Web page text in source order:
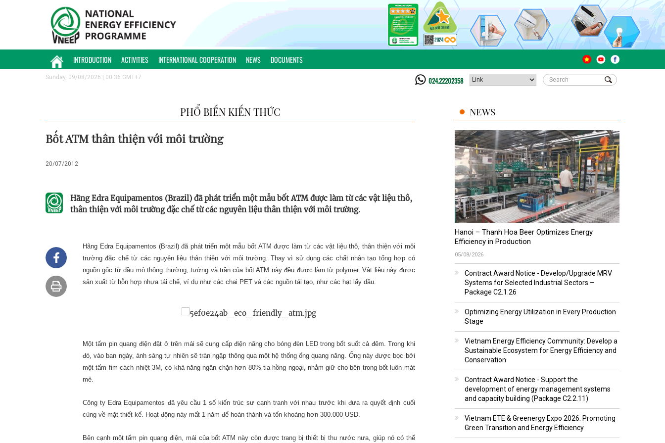
INTRODUCTION ACTIVITIES INTERNATIONAL COOPERATION NEWS DOCUMENTS
Sunday, 09/08/2026 | 00:36 GMT+7 024.22202358
PHỔ BIẾN KIẾN THỨC
Bốt ATM thân thiện với môi trường
20/07/2012
Hãng Edra Equipamentos (Brazil) đã phát triển một mẫu bốt ATM được làm từ các vật liệu thô,
thân thiện với môi trường đặc chế từ các nguyên liệu thân thiện với môi trường.
Hãng Edra Equipamentos (Brazil) đã phát triển một mẫu bốt ATM được làm từ các vật liệu thô, thân thiện với môi
trường đặc chế từ các nguyên liệu thân thiện với môi trường. Thay vì sử dụng các chất nhân tạo tổng hợp có
nguồn gốc từ dầu mỏ thông thường, tường và trần của bốt ATM này đều được làm từ polymer. Vật liệu này được
sản xuất từ hỗn hợp nhựa tái chế, ví dụ như các chai PET và các nguồn tái tạo, như các hạt lấy dầu.
Một tấm pin quang điện đặt ở trên mái sẽ cung cấp điện năng cho bóng đèn LED trong bốt suốt cả đêm. Trong khi
đó, vào ban ngày, ánh sáng tự nhiên sẽ tràn ngập thông qua một hệ thống ống quang năng. Ống này được bọc bởi
một tấm fim cách nhiệt 3M, có khả năng ngăn chặn hơn 80% tia hồng ngoại, nhằm giữ cho bên trong bốt luôn mát
mẻ.
Công ty Edra Equipamentos đã yêu cầu 1 số kiến trúc sư cạnh tranh với nhau trước khi đưa ra quyết định cuối
cùng về mặt thiết kế. Hoạt động này mất 1 năm để hoàn thành và tốn khoảng hơn 300.000 USD.
Bên cạnh một tấm pin quang điện, mái của bốt ATM này còn được trang bị thiết bị thu nước nưa, giúp nó có thể
NEWS
Hanoi – Thanh Hoa Beer Optimizes Energy
Efficiency in Production
05/08/2026
Contract Award Notice - Develop/Upgrade MRV
Systems for Selected Industrial Sectors –
Package C2.1.26
Optimizing Energy Utilization in Every Production
Stage
Vietnam Energy Efficiency Community: Develop a
Sustainable Ecosystem for Energy Efficiency and
Conservation
Contract Award Notice - Support the
development of energy management systems
and capacity building (Package C2.2.11)
Vietnam ETE & Greenergy Expo 2026: Promoting
Green Transition and Energy Efficiency